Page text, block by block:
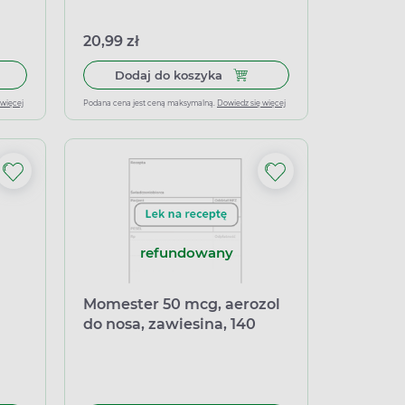
koszyka Furocort, 27,5 mikrogramów/dawkę, aerozol do nosa,
20,99 zł
Dodaj do koszyka Dodaj do koszyka Metmin,
Podana cena jest ceną maksymalną. Dowiedz się więcej
refundowany
Momester 50 mcg, aerozol
do nosa, zawiesina, 140